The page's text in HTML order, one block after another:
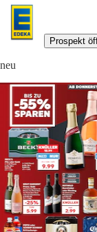
Prospekt
neu